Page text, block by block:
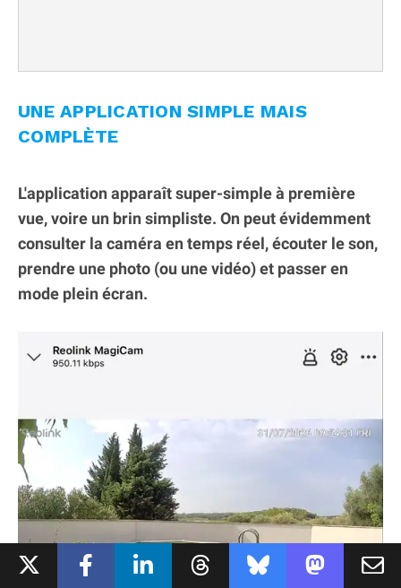
UNE APPLICATION SIMPLE MAIS
COMPLÈTE
L'application apparaît super-simple à première
vue, voire un brin simpliste. On peut évidemment
consulter la caméra en temps réel, écouter le son,
prendre une photo (ou une vidéo) et passer en
mode plein écran.